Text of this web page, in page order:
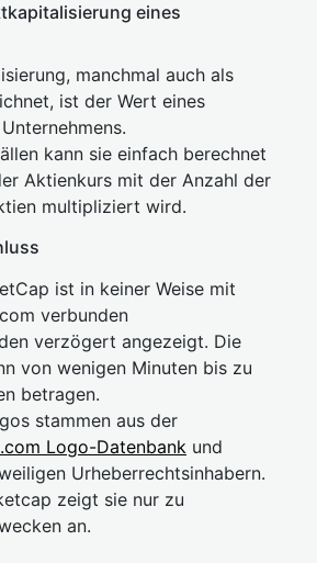
eines
manchmal auch als
ist der Wert eines
kann sie einfach berechnet
Aktienkurs mit der Anzahl der
multipliziert wird.
ist in keiner Weise mit
verbunden
verzögert angezeigt. Die
von wenigen Minuten bis zu
betragen.
stammen aus der
Logo-Datenbank und
Urheberrechtsinhabern.
zeigt sie nur zu
an.